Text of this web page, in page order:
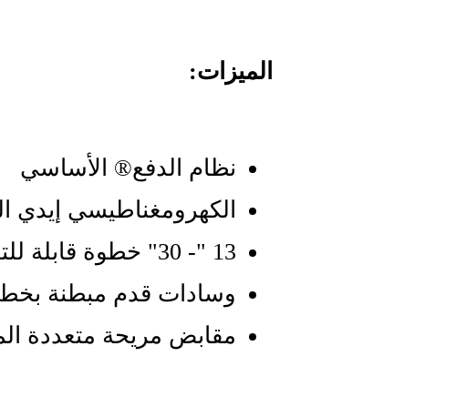
الميزات:
نظام الدفع® الأساسي
الكهرومغناطيسي إيدي
13 "- 30" خطوة قابلة للتعديل
وسادات قدم مبطنة
مقابض مريحة متعددة